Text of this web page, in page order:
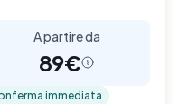
A partire da
89€
immediata